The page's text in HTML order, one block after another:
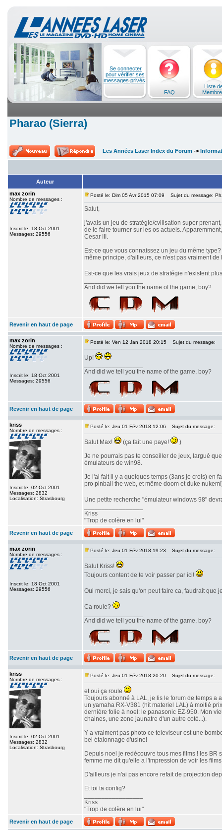
Se connecter
pour vérifier ses
messages privés
FAQ
Liste
Pharao (Sierra)
Les Années Laser Index du Forum ->
Auteur
max zorin
Nombre de messages :
Inscrit le: 18 Oct 2001
Messages: 29556
Posté le: Dim 05 Avr 2015 07:09 Sujet du message:
Salut,
j'avais un jeu de stratégie/cvilisation super
de le faire tourner sur les os actuels.
Cesar III.
Est-ce que vous connaissez un jeu du même
même principe, d'ailleurs, ce n'est pas vraiment
Est-ce que les vrais jeux de stratégie n'existent
And did we tell you the name of the game, boy?
Revenir en haut de page
max zorin
Nombre de messages :
Inscrit le: 18 Oct 2001
Messages: 29556
Posté le: Ven 12 Jan 2018 20:15 Sujet du message:
Up!
And did we tell you the name of the game, boy?
Revenir en haut de page
kriss
Nombre de messages :
Inscrit le: 02 Oct 2001
Messages: 2832
Localisation: Strasbourg
Posté le: Jeu 01 Fév 2018 12:06 Sujet du message:
Salut Max! (ça fait une paye!
)
Je ne pourrais pas te conseiller de jeux, largué
émulateurs de win98.
Je l'ai fait il y a quelques temps (3ans je crois) en
pro pinball the web, et même doom et duke
Une petite recherche "émulateur windows 98"
Kriss
"Trop de colère en lui"
Revenir en haut de page
max zorin
Nombre de messages :
Inscrit le: 18 Oct 2001
Messages: 29556
Posté le: Jeu 01 Fév 2018 19:23 Sujet du message:
Salut Kriss!
Toujours content de te voir passer par ici!
Oui merci, je sais qu'on peut faire ca, faudrait
Ca roule?
And did we tell you the name of the game, boy?
Revenir en haut de page
kriss
Nombre de messages :
Inscrit le: 02 Oct 2001
Messages: 2832
Localisation: Strasbourg
Posté le: Jeu 01 Fév 2018 20:20 Sujet du message:
et oui ça roule
Toujours abonné à LAL, je lis le forum de temps a
un yamaha RX-V381 (hit materiel LAL) à moitié
dernière folie à noel: le panasonic EZ-950. Mon
chaines, une zone jaunatre d'un autre coté...).
Y a vraiment pas photo ce televiseur est une
bel étalonnage d'usine!
Depuis noel je redécouvre tous mes films ! les BR
femme me dit qu'elle a l'impression de voir les
D'ailleurs je n'ai pas encore refait de projection
Et toi ta config?
Kriss
"Trop de colère en lui"
Revenir en haut de page